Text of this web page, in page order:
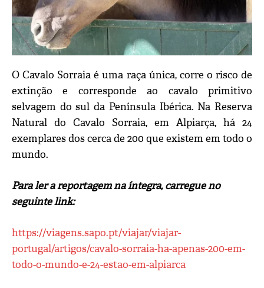
O Cavalo Sorraia é uma raça única, corre o risco de
extinção e corresponde ao cavalo primitivo
selvagem do sul da Península Ibérica. Na Reserva
Natural do Cavalo Sorraia, em Alpiarça, há 24
exemplares dos cerca de 200 que existem em todo o
mundo.
Para ler a reportagem na íntegra, carregue no
seguinte link:
https://viagens.sapo.pt/viajar/viajar-
portugal/artigos/cavalo-sorraia-ha-apenas-200-em-
todo-o-mundo-e-24-estao-em-alpiarca